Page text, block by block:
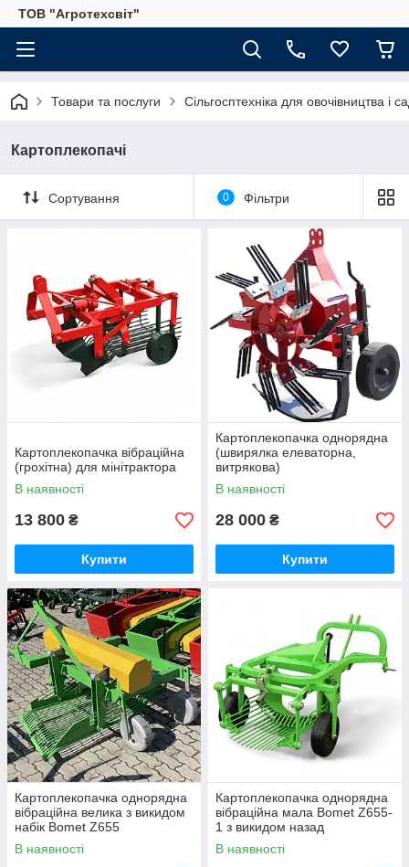
ТОВ "Агротехсвіт"
Товари та послуги Сільгосптехніка для овочівництва і
Картоплекопачі
Сортування 0 Фільтри
Картоплекопачка вібраційна
(грохітна) для мінітрактора
В наявності
13 800 ₴
Купити
Картоплекопачка однорядна
(швирялка елеваторна,
витрякова)
В наявності
28 000 ₴
Купити
Картоплекопачка однорядна
вібраційна велика з викидом
набік Bomet Z655
В наявності
Картоплекопачка однорядна
вібраційна мала Bomet Z655-
1 з викидом назад
В наявності